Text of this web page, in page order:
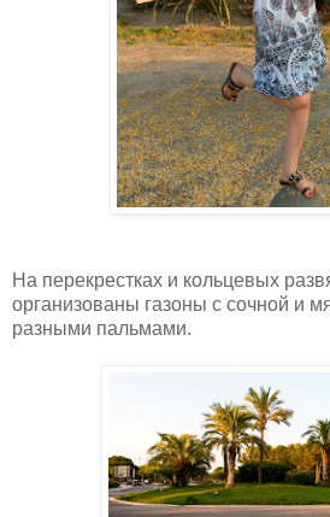
На перекрестках и кольцевых
организованы газоны с сочной и
разными пальмами.